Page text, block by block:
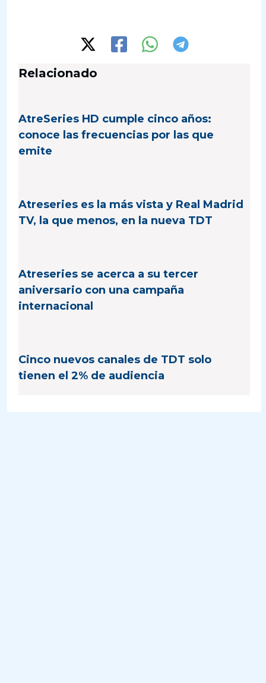
Relacionado
AtreSeries HD cumple cinco años:
conoce las frecuencias por las que
emite
Atreseries es la más vista y Real Madrid
TV, la que menos, en la nueva TDT
Atreseries se acerca a su tercer
aniversario con una campaña
internacional
Cinco nuevos canales de TDT solo
tienen el 2% de audiencia